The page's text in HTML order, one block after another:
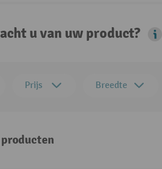
u van uw product?
Prijs Breedte